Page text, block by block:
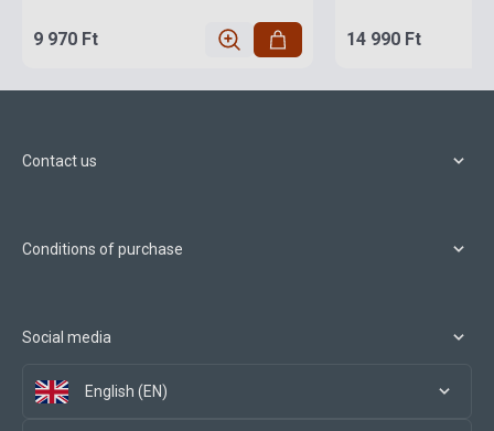
9 970 Ft 14 990 Ft
Contact us
Conditions of purchase
Social media
English (EN)